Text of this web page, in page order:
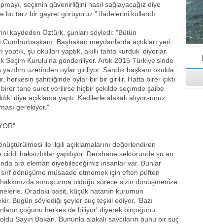
seçimin güvenirliğini nasıl sağlayacağız diye
tarz bir gayret görüyoruz." ifadelerini kullandı.
kaydeden Öztürk, şunları söyledi: "Bütün
Başbakan meydanlarda açtıkları yeri
şu okulları yaptık, akıllı tahta kurduk' diyorlar.
Kurulu'na gönderiliyor. Artık 2015 Türkiye'sinde
üzerinden oylar giriliyor. Sandık başkanı okulda
herkesin şahitliğinde oylar bir bir girilir. Hatta birer çıktı
tane suret verilirse hiçbir şekilde seçimde şaibe
diye açıklama yaptı. Kedilerle alakalı alıyorsunuz
gerekiyor."
ile ilgili açıklamalarını değerlendiren
haksızlıklar yapılıyor. Dershane sektöründe şu an
ara eleman diyebileceğimiz insanlar var. Bunlar
dönüşüme müsaade etmemek için eften püften
soruşturma olduğu sürece sizin dönüşmenize
Oradaki basit, küçük hatanın kurumun
Bugün söylediği şeyler suç teşkil ediyor. 'Bazı
çoğunu herkes de biliyor' diyerek birçoğunu
Sayın Bakan. Bununla alakalı savcıların bunu bir suç